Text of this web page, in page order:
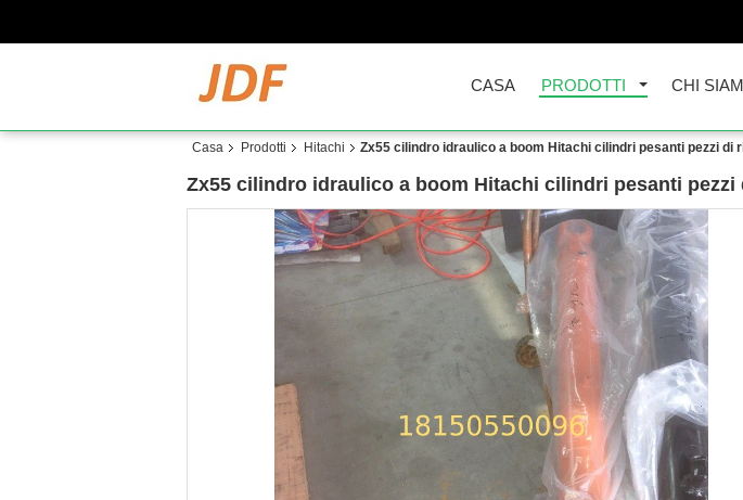
CASA PRODOTTI CHI
Casa Prodotti Hitachi Zx55 cilindro idraulico a boom Hitachi cilindri pesanti pezzi di
Zx55 cilindro idraulico a boom Hitachi cilindri pesanti